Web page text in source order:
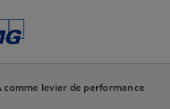
comme levier de performance